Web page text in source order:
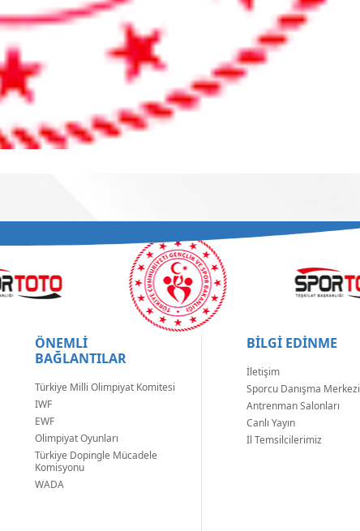
ÖNEMLİ
BAĞLANTILAR
Türkiye Milli Olimpiyat Komitesi
IWF
EWF
Olimpiyat Oyunları
Türkiye Dopingle Mücadele
Komisyonu
WADA
BİLGİ EDİNME
İletişim
Sporcu Danışma Merkezi
Antrenman Salonları
Canlı Yayın
İl Temsilcilerimiz